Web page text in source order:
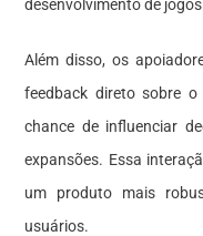
desenvolvimento de
Além disso, os
feedback direto sobre o
chance de influenciar
expansões. Essa
um produto mais
usuários.